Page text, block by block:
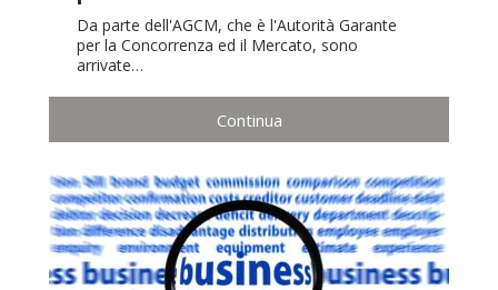
Da parte dell'AGCM, che è l'Autorità Garante
per la Concorrenza ed il Mercato, sono
arrivate…
Continua